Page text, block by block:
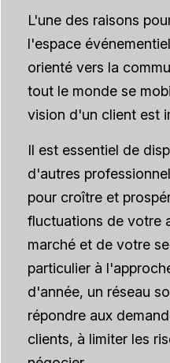
L'une des raisons
l'espace
orienté vers la
tout le monde se
vision d'un client est
Il est essentiel de
d'autres
pour croître et
fluctuations de votre
marché et de votre
particulier à
d'année, un réseau
répondre aux
clients, à limiter les